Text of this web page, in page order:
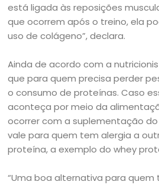
está ligada às reposições
que ocorrem após o treino, ela
uso de colágeno”, declara.
Ainda de acordo com a
que para quem precisa perder
o consumo de proteínas. Caso
aconteça por meio da
ocorrer com a suplementação
vale para quem tem alergia a
proteína, a exemplo do whey
“Uma boa alternativa para